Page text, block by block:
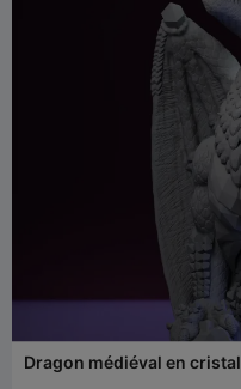
Dragon médiéval en cristal